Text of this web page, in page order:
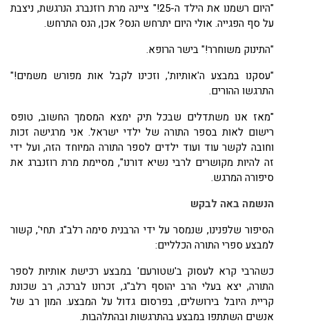
"היום רשמנו את הילד ה-25!" ציינה מרת רוזנברג הנרגשת, ניצבת
על סף הפגייה. אולי היום יתרחש הנס? אכן, הנס התרחש.
"התינוק משוחרר!" בישר הרופא.
"עסקנו במבצע ה'אותיות', וזכינו לקבל אות מפורש משמים!"
התרגשו ההורים.
"מאז אנו משתדלים שבכל תיק ימצא המסמך החשוב, טופס
רישום לאות בספר התורה של ילדי ישראל. אני מרגישה זכות
וחובה לקשר עוד ועוד ילדים לספר התורה המיוחד הזה, ועל ידי
זה להיות מקושרים לרבי נשיא דורנו", מסיימת מרת רוזנברג את
סיפורה המרגש.
הנשמה באה לבקש
הסיפור שלפנינו, שנמסר על ידי הרבנית סימה רלב"ג תחי', קשור
למבצע ספרי התורה הכלליים:
כשהרבי קרא לעסוק ב'שטורעם' במבצע רכישת אותיות לספר
התורה, יצא בעלי הרב יהוסף רלב"ג, זכרונו לברכה, רב שכונת
קריית היובל בירושלים, בפרסום גדול על המבצע. המון רב של
אנשים השתתפו במבצע בהתרגשות ובהתלהבות.